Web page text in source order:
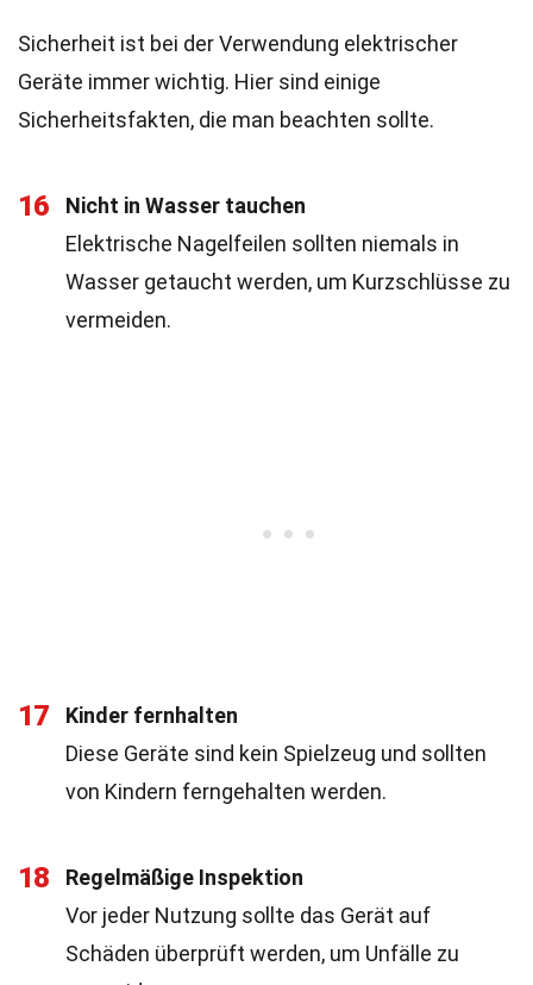
Sicherheit ist bei der Verwendung elektrischer
Geräte immer wichtig. Hier sind einige
Sicherheitsfakten, die man beachten sollte.
16
Nicht in Wasser tauchen
Elektrische Nagelfeilen sollten niemals in
Wasser getaucht werden, um Kurzschlüsse zu
vermeiden.
17
Kinder fernhalten
Diese Geräte sind kein Spielzeug und sollten
von Kindern ferngehalten werden.
18
Regelmäßige Inspektion
Vor jeder Nutzung sollte das Gerät auf
Schäden überprüft werden, um Unfälle zu